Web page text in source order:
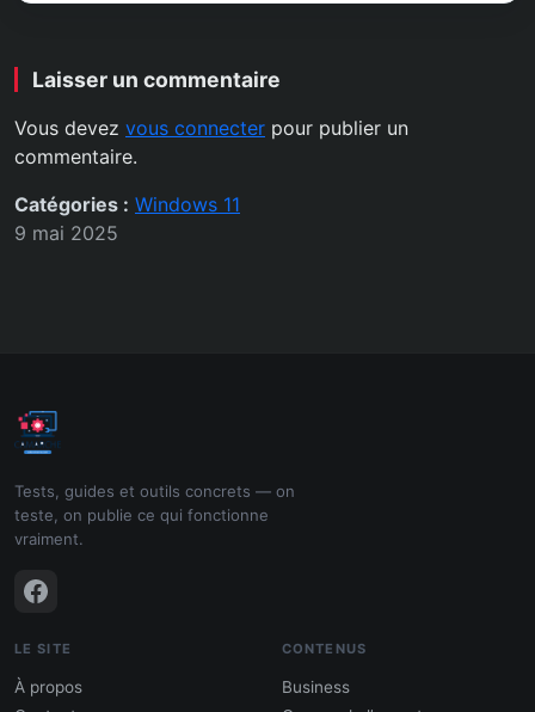
Laisser un commentaire
Vous devez vous connecter pour publier un
commentaire.
Catégories : Windows 11
9 mai 2025
Tests, guides et outils concrets — on
teste, on publie ce qui fonctionne
vraiment.
LE SITE
À propos
CONTENUS
Business